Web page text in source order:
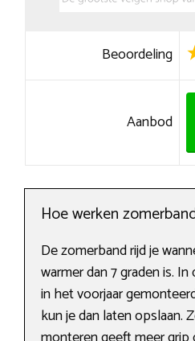
Beoordeling
Aanbod
Hoe werken
De zomerband rijd je
warmer dan 7 graden is.
in het voorjaar
kun je dan laten opslaan.